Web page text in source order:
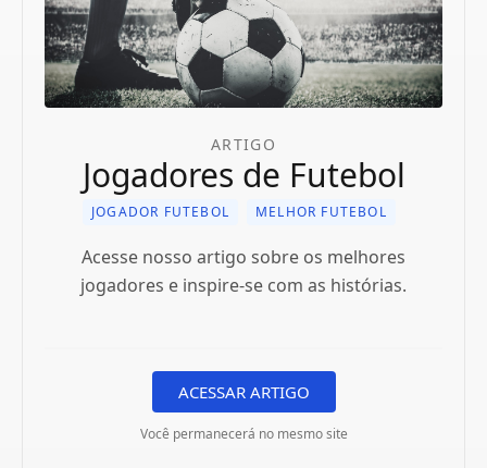
ARTIGO
Jogadores de Futebol
JOGADOR FUTEBOL MELHOR FUTEBOL
Acesse nosso artigo sobre os melhores
jogadores e inspire-se com as histórias.
ACESSAR ARTIGO
Você permanecerá no mesmo site